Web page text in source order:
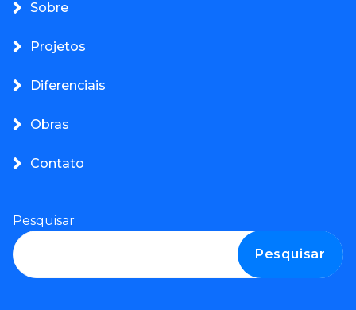
Sobre
Projetos
Diferenciais
Obras
Contato
Pesquisar
Pesquisar